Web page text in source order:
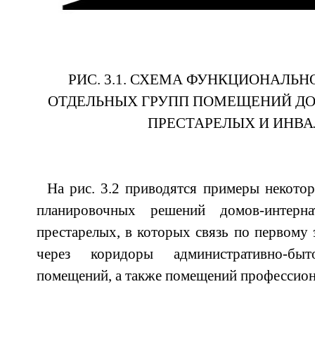
РИС. 3.1. СХЕМА
ОТДЕЛЬНЫХ ГРУПП ПОМЕЩЕНИЙ
ПРЕСТАРЕЛЫХ И
На рис. 3.2 приводятся примеры
планировочных решений домов-
престарелых, в которых связь по первому
через коридоры административно-
помещений, а также помещений